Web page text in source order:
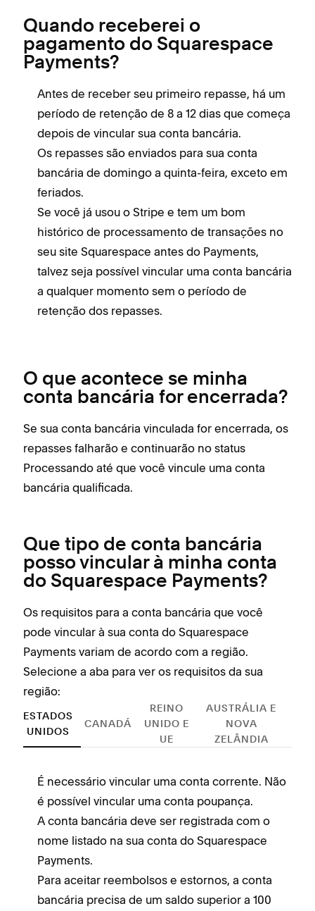
Quando receberei o
pagamento do Squarespace
Payments?
Antes de receber seu primeiro repasse, há um
período de retenção de 8 a 12 dias que começa
depois de vincular sua conta bancária.
Os repasses são enviados para sua conta
bancária de domingo a quinta-feira, exceto em
feriados.
Se você já usou o Stripe e tem um bom
histórico de processamento de transações no
seu site Squarespace antes do Payments,
talvez seja possível vincular uma conta bancária
a qualquer momento sem o período de
retenção dos repasses.
O que acontece se minha
conta bancária for encerrada?
Se sua conta bancária vinculada for encerrada, os
repasses falharão e continuarão no status
Processando até que você vincule uma conta
bancária qualificada.
Que tipo de conta bancária
posso vincular à minha conta
do Squarespace Payments?
Os requisitos para a conta bancária que você
pode vincular à sua conta do Squarespace
Payments variam de acordo com a região.
Selecione a aba para ver os requisitos da sua
região:
ESTADOS
UNIDOS
CANADÁ
REINO
UNIDO E
UE
AUSTRÁLIA E
NOVA
ZELÂNDIA
É necessário vincular uma conta corrente. Não
é possível vincular uma conta poupança.
A conta bancária deve ser registrada com o
nome listado na sua conta do Squarespace
Payments.
Para aceitar reembolsos e estornos, a conta
bancária precisa de um saldo superior a 100